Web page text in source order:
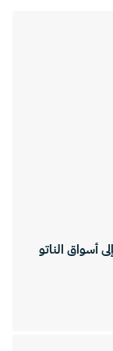
أسواق الناتو